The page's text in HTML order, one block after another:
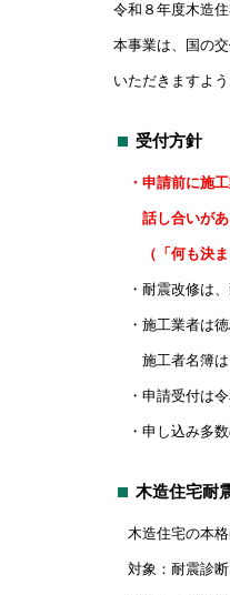
令和８年度木造
本事業は、国の
いただきますよう
受付方針
・申請前に施
話し合いがある
（「何も決
・耐震改修は、
・施工業者は徳
施工者名簿
・申請受付は令
・申し込み多数
木造住宅耐
木造住宅の本格
対象：耐震診断